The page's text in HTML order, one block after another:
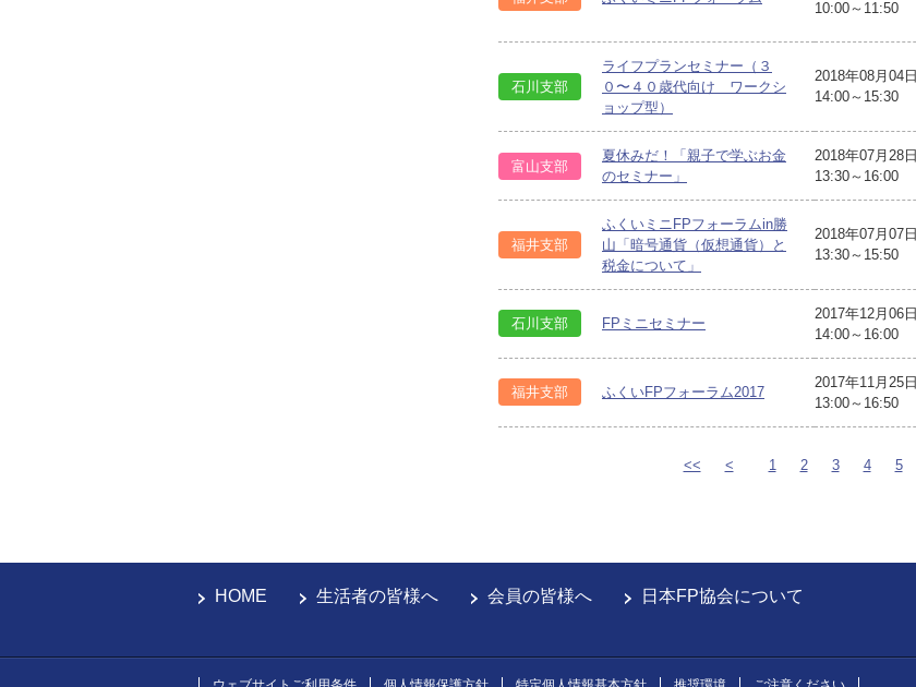
10:00～11:50
石川支部
ライフプランセミナー（３
０〜４０歳代向け ワークシ
ョップ型）
2018年08月04日
14:00～15:30
富山支部
夏休みだ！「親子で学ぶお金
のセミナー」
2018年07月28日
13:30～16:00
福井支部
ふくいミニFPフォーラムin勝
山「暗号通貨（仮想通貨）と
税金について」
2018年07月07日
13:30～15:50
石川支部 FPミニセミナー
2017年12月06日
14:00～16:00
福井支部 ふくいFPフォーラム2017
2017年11月25日
13:00～16:50
<< < 1 2 3 4 5
HOME 生活者の皆様へ 会員の皆様へ 日本FP協会について